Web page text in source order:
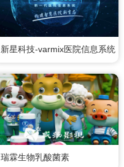
新星科技-varmix医院信息系统
瑞霖生物乳酸菌素